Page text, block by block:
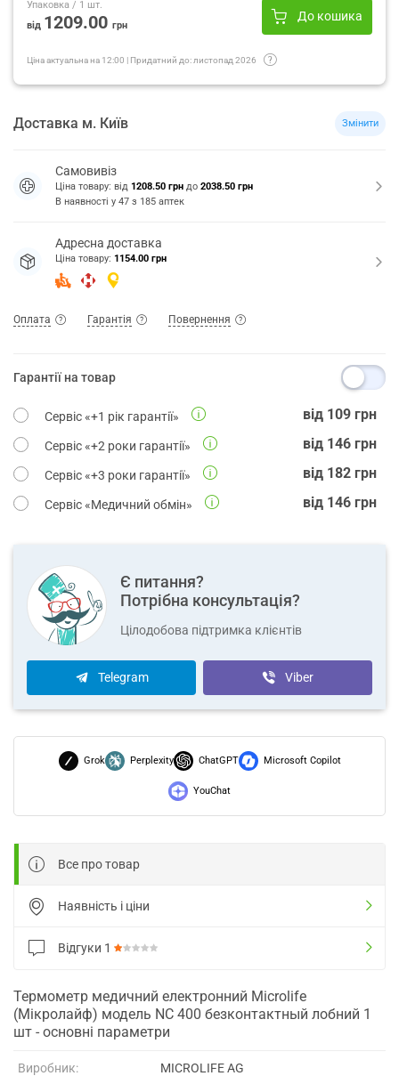
Упаковка / 1 шт.
від 1209.00 грн
До кошика
Ціна актуальна на 12:00 | Придатний до: листопад 2026
Доставка м. Київ Змінити
Самовивіз
Ціна товару: від 1208.50 грн до 2038.50 грн
В наявності у 47 з 185 аптек
Адресна доставка
Ціна товару: 1154.00 грн
Оплата Гарантія Повернення
Гарантії на товар
Сервіс «+1 рік гарантії» від 109 грн
Сервіс «+2 роки гарантії» від 146 грн
Сервіс «+3 роки гарантії» від 182 грн
Сервіс «Медичний обмін» від 146 грн
Є питання?
Потрібна консультація?
Цілодобова підтримка клієнтів
Telegram Viber
Grok Perplexity ChatGPT Microsoft Copilot
YouChat
Все про товар
Наявність і ціни
Відгуки 1
Термометр медичний електронний Microlife
(Мікролайф) модель NC 400 безконтактный лобний 1
шт - основні параметри
Виробник: MICROLIFE AG